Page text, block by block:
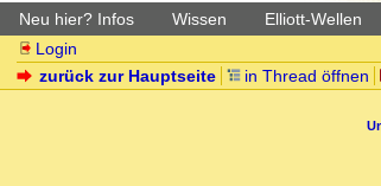
Neu hier? Infos Wissen Elliott-Wellen
Login
zurück zur Hauptseite
in Thread öffnen